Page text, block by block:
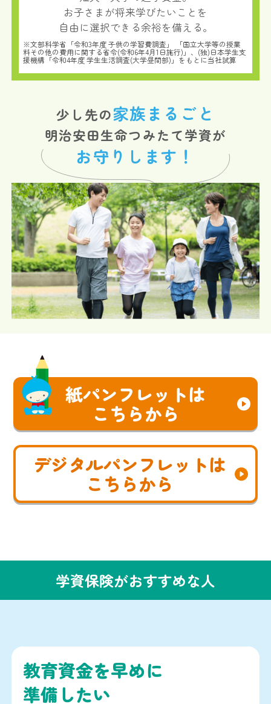
お子さまが将来学びたいことを
自由に選択できる余裕を備える。
※文部科学省「令和3年度 子供の学習費調査」 「国立大学等の授業
料その他の費用に関する省令(令和6年4月1日施行)」、(独)日本学生支
援機構「令和4年度 学生生活調査(大学昼間部)」をもとに当社試算
少し先の家族まるごと
明治安田生命つみたて学資が
お守りします！
紙パンフレットは
こちらから
デジタルパンフレットは
こちらから
学資保険がおすすめな人
教育資金を早めに
準備したい